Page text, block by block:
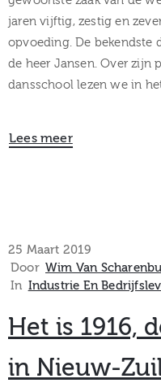
jaren vijftig, zestig en
opvoeding. De bekendste
de heer Jansen. Over zijn
dansschool lezen we in
Lees meer
25 Maart 2019
Door Wim Van
In Industrie En
Het is 1916,
in Nieuw-